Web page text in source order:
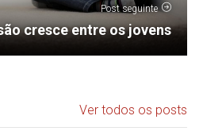
Post seguinte
cresce entre os jovens
Ver todos os posts